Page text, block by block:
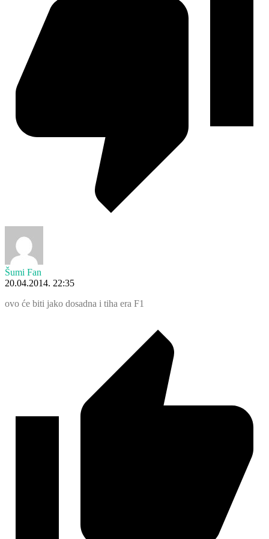
Šumi Fan
20.04.2014. 22:35
ovo će biti jako dosadna i tiha era F1